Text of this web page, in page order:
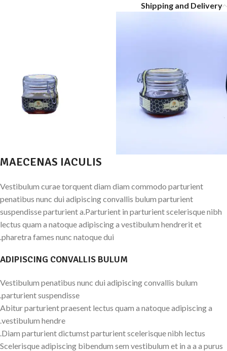
Shipping and Delivery
MAECENAS IACULIS
Vestibulum curae torquent diam diam commodo parturient
penatibus nunc dui adipiscing convallis bulum parturient
suspendisse parturient a.Parturient in parturient scelerisque nibh
lectus quam a natoque adipiscing a vestibulum hendrerit et
pharetra fames nunc natoque dui.
ADIPISCING CONVALLIS BULUM
Vestibulum penatibus nunc dui adipiscing convallis bulum
parturient suspendisse.
Abitur parturient praesent lectus quam a natoque adipiscing a
vestibulum hendre.
Diam parturient dictumst parturient scelerisque nibh lectus.
Scelerisque adipiscing bibendum sem vestibulum et in a a a purus